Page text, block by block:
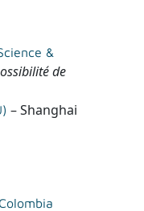
&
de
– Shanghai